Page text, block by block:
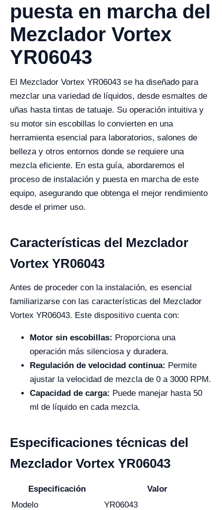
puesta en marcha del
Mezclador Vortex
YR06043
El Mezclador Vortex YR06043 se ha diseñado para
mezclar una variedad de líquidos, desde esmaltes de
uñas hasta tintas de tatuaje. Su operación intuitiva y
su motor sin escobillas lo convierten en una
herramienta esencial para laboratorios, salones de
belleza y otros entornos donde se requiere una
mezcla eficiente. En esta guía, abordaremos el
proceso de instalación y puesta en marcha de este
equipo, asegurando que obtenga el mejor rendimiento
desde el primer uso.
Características del Mezclador
Vortex YR06043
Antes de proceder con la instalación, es esencial
familiarizarse con las características del Mezclador
Vortex YR06043. Este dispositivo cuenta con:
Motor sin escobillas: Proporciona una
operación más silenciosa y duradera.
Regulación de velocidad continua: Permite
ajustar la velocidad de mezcla de 0 a 3000 RPM.
Capacidad de carga: Puede manejar hasta 50
ml de líquido en cada mezcla.
Especificaciones técnicas del
Mezclador Vortex YR06043
Especificación
Valor
Modelo
YR06043